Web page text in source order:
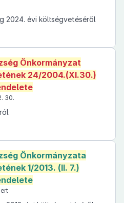
2024. évi költségvetéséről
Önkormányzat
24/2004.(XI.30.)
30.
Önkormányzata
1/2013. (II. 7.)